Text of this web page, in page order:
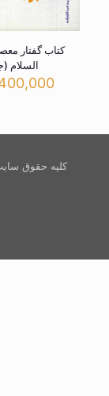
کتاب گفتار
السلام
کلیه حقوق